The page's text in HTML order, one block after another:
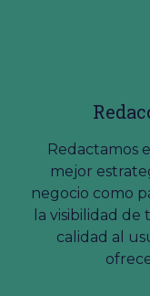
Redactamos
mejor
negocio como
la visibilidad
calidad al